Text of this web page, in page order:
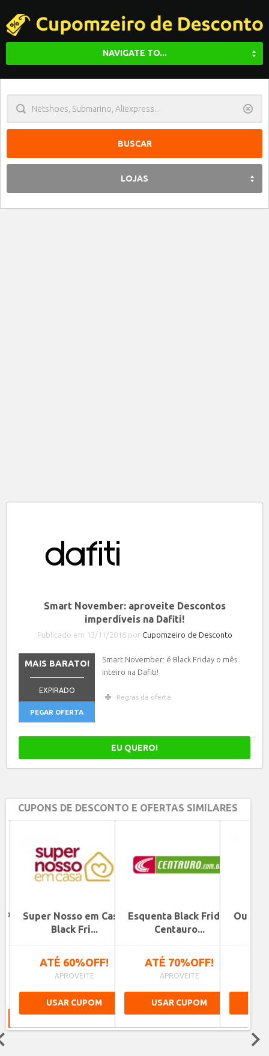
NAVIGATE TO...
LOJAS
Smart November: aproveite Descontos
imperdíveis na Dafiti!
Publicado em 13/11/2016 por Cupomzeiro de Desconto
MAIS BARATO!
EXPIRADO
PEGAR OFERTA
Smart November: é Black Friday o mês
inteiro na Dafiti!
Regras da oferta
EU QUERO!
CUPONS DE DESCONTO E OFERTAS SIMILARES
Super Nosso em Casa:
Black Fri...
ATÉ 60%OFF!
APROVEITE
USAR CUPOM
Esquenta Black Friday
Centauro...
ATÉ 70%OFF!
APROVEITE
USAR CUPOM
Outlet